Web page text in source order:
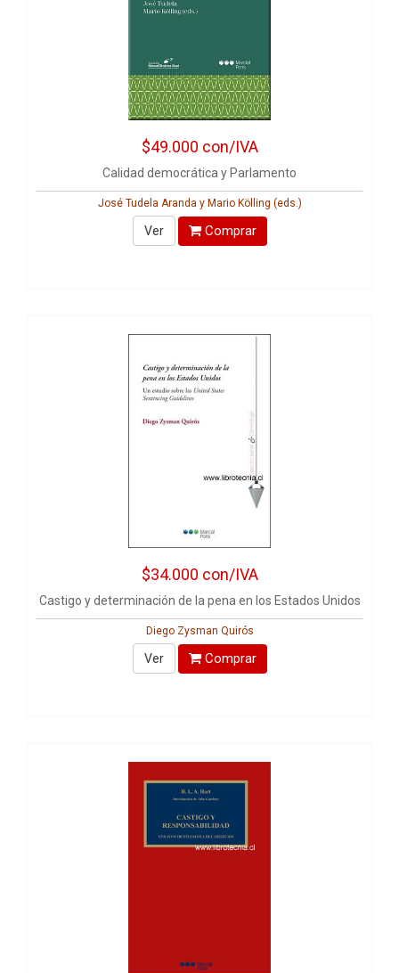
$49.000 con/IVA
Calidad democrática y Parlamento
José Tudela Aranda y Mario Kölling (eds.)
Ver Comprar
$34.000 con/IVA
Castigo y determinación de la pena en los Estados Unidos
Diego Zysman Quirós
Ver Comprar